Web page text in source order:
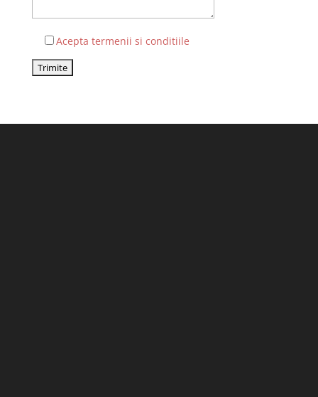
Acepta termenii si conditiile